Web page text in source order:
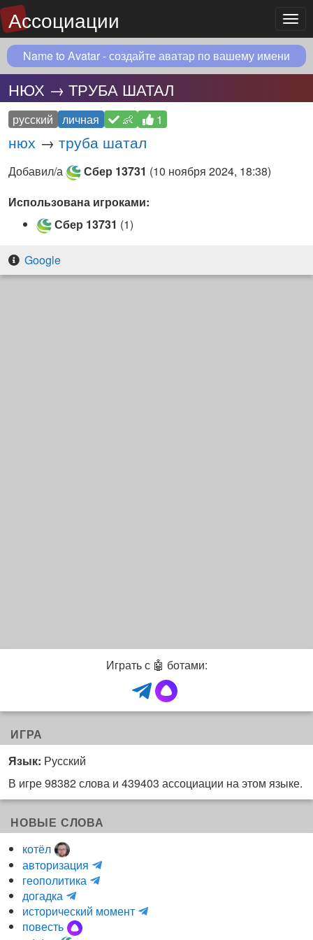
Ассоциации
Name to Avatar - создайте аватар по вашему имени
НЮХ → ТРУБА ШАТАЛ
русский личная 👶 1
нюх → труба шатал
Добавил/а Сбер 13731 (10 ноября 2024, 18:38)
Использована игроками:
Сбер 13731 (1)
Google
Играть с 🤖 ботами:
ИГРА
Язык: Русский
В игре 98382 слова и 439403 ассоциации на этом языке.
НОВЫЕ СЛОВА
котёл
авторизация
и
о
геополитика
H
d
догадка
m
a
r
исторический момент
и
повесть